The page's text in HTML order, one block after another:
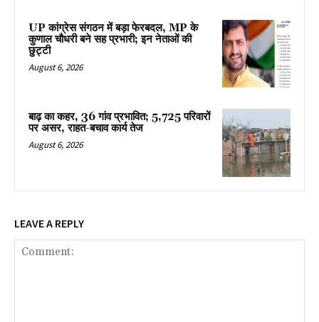
UP कांग्रेस संगठन में बड़ा फेरबदल, MP के
कुणाल चौधरी बने सह प्रभारी; इन नेताओं की
छुट्टी
August 6, 2026
बाढ़ का कहर, 36 गांव प्रभावित; 5,725 परिवारों
पर असर, राहत-बचाव कार्य तेज
August 6, 2026
LEAVE A REPLY